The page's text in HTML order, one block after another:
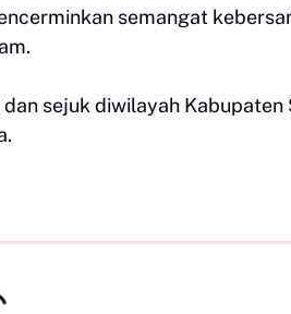
semangat
sejuk diwilayah